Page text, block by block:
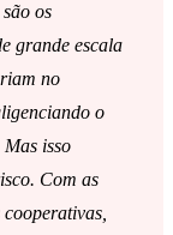
os
grande escala
no
o
isso
Com as